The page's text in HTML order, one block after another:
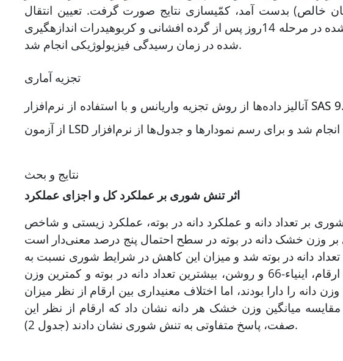
خالص) بدست آمد، کمّی­سازی نتایج صورت گرفت. تعیین انتقال
مجدد نیز از تفاوت حاصل از کربوهیدرات اندازه­گیری شده در مرحله 14روز پس از گرده افشانی و کربوهیدرات اندازه­گیری
شده در زمان رسیدگی فیزیولوژیکیانجام شد.
تجزیه‌ آماری
آنالیز داده‌ها از روش تجزیه واریانس و با استفاده از نرم‌افزار SAS 9.2 صورت گرفت. آزمون مقایسه میانگین‌ها با استفاده
نتایج و بحث
اثر تنش شوری بر عملکرد کل و اجزای عملکرد
بر تعداد دانه و عملکرد دانه در بوته، عملکرد زیستی و شاخص
وزن خشک دانه در بوته در سطح احتمال پنج درصد معنی‌دار است
تعداد دانه در بوته شد و میزان این کاهش در شرایط شوری نسبت به
شاهد، 6/38 درصد برآورد شد (جدول-2). در این میان ارقام، اینیاء-66 و روشن، بیشترین تعداد دانه در بوته و کمترین وزن
دانه را دارا بودند، اما اختلاف معنی­داری بین ارقام از نظر میزان
وزن خشک هر دانه مشاهده نشد (جدول 2). مقایسه میانگین وزن خشک هر دانه نشان داد که ارقام از نظر این
صفت، پاسخ متفاوتی به تنش شوری نشان دادند (جدول 2).